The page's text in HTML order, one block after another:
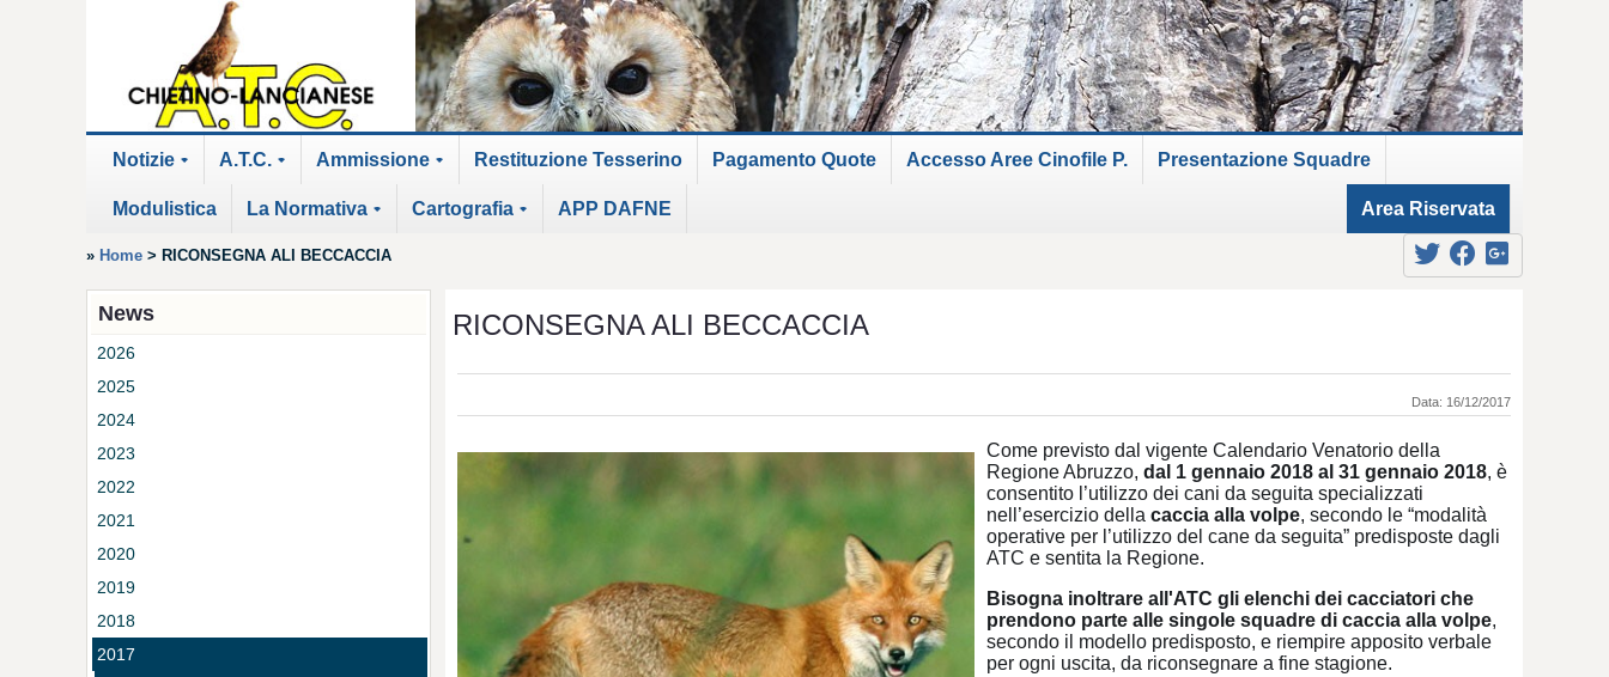
Notizie A.T.C. Ammissione Restituzione Tesserino Pagamento Quote Accesso Aree Cinofile P. Presentazione Squadre
Modulistica La Normativa Cartografia APP DAFNE Area Riservata
» Home > RICONSEGNA ALI BECCACCIA
RICONSEGNA ALI BECCACCIA
Data: 16/12/2017
Come previsto dal vigente Calendario Venatorio della
Regione Abruzzo, dal 1 gennaio 2018 al 31 gennaio 2018, è
consentito l’utilizzo dei cani da seguita specializzati
nell’esercizio della caccia alla volpe, secondo le “modalità
operative per l’utilizzo del cane da seguita” predisposte dagli
ATC e sentita la Regione.
Bisogna inoltrare all'ATC gli elenchi dei cacciatori che
prendono parte alle singole squadre di caccia alla volpe,
secondo il modello predisposto, e riempire apposito verbale
per ogni uscita, da riconsegnare a fine stagione.
News
2026
2025
2024
2023
2022
2021
2020
2019
2018
2017